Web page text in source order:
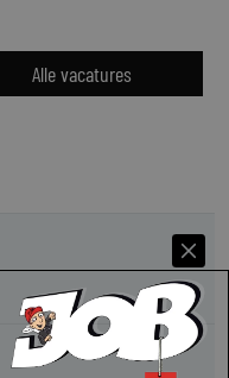
Alle vacatures